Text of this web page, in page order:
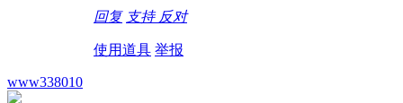
回复 支持 反对
使用道具 举报
www338010